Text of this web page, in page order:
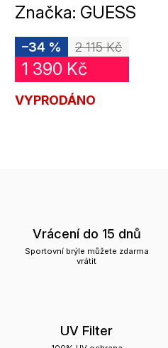
Značka: GUESS
2 115 Kč
–34 %
1 390 Kč
VYPRODÁNO
Vrácení do 15 dnů
Sportovní brýle můžete zdarma
vrátit
UV Filter